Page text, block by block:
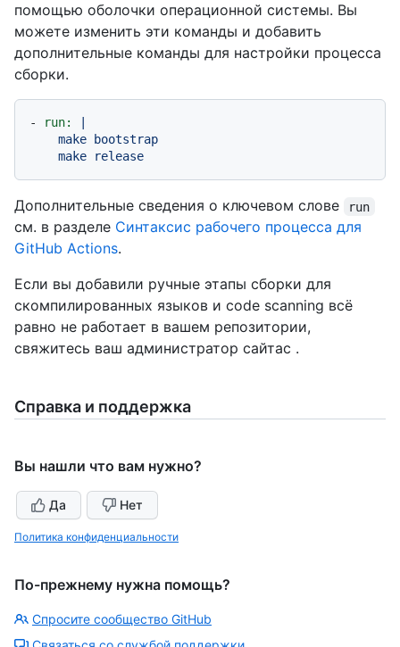
помощью оболочки операционной системы. Вы
можете изменить эти команды и добавить
дополнительные команды для настройки процесса
сборки.
- run:
Дополнительные сведения о ключевом слове run
см. в разделе Синтаксис рабочего процесса для
GitHub Actions.
Если вы добавили ручные этапы сборки для
скомпилированных языков и code scanning всё
равно не работает в вашем репозитории,
свяжитесь ваш администратор сайтас .
Справка и поддержка
Вы нашли что вам нужно?
Да Нет
Политика конфиденциальности
По-прежнему нужна помощь?
Спросите сообщество GitHub